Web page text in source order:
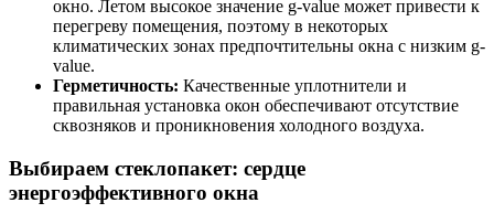
окно. Летом высокое значение g-value может привести к
перегреву помещения, поэтому в некоторых
климатических зонах предпочтительны окна с низким g-
value.
Герметичность: Качественные уплотнители и
правильная установка окон обеспечивают отсутствие
сквозняков и проникновения холодного воздуха.
Выбираем стеклопакет: сердце
энергоэффективного окна